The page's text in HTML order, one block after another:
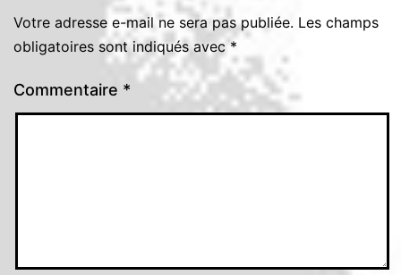
Votre adresse e-mail ne sera pas publiée. Les champs
obligatoires sont indiqués avec*
Commentaire *